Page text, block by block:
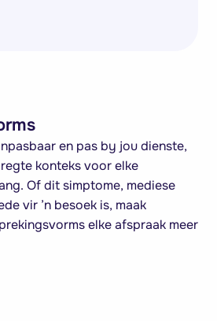
en pas by jou dienste,
konteks voor elke
Of dit simptome, mediese
vir ’n besoek is, maak
elke afspraak meer